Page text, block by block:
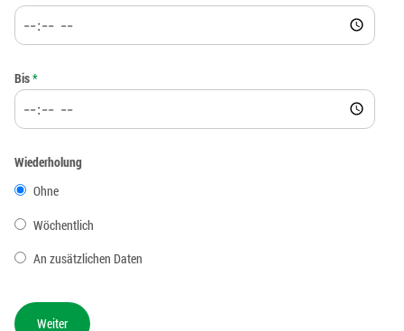
Bis*
Wiederholung
Ohne
Wöchentlich
An zusätzlichen Daten